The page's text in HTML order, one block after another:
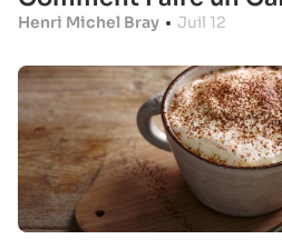
Henri Michel Bray • Juil 12